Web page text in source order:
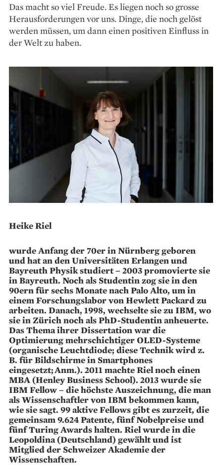
Das macht so viel Freude. Es liegen noch so grosse
Herausforderungen vor uns. Dinge, die noch gelöst
werden ­müssen, um dann einen positiven Einfluss in
der Welt zu haben.
Heike Riel
wurde Anfang der 70er in Nürnberg geboren
und hat an den Universitäten Erlangen und
Bayreuth Physik studiert – 2003 promovierte sie
in Bayreuth. Noch als Studentin zog sie in den
90ern für sechs Monate nach Palo Alto, um in
einem Forschungslabor von Hewlett Packard zu
arbeiten. Danach, 1998, wechselte sie zu IBM, wo
sie in Zürich noch als PhD-Studentin anheuerte.
Das Thema ihrer Dissertation war die
Optimierung mehrschichtiger OLED-Systeme
(organische Leuchtdiode; diese Technik wird z.
B. für Bildschirme in Smartphones
eingesetzt; Anm.). 2011 machte Riel noch einen
MBA (Henley Business School). 2013 wurde sie
IBM Fellow – die höchste Auszeichnung, die man
als Wissenschaftler von IBM bekommen kann,
wie sie sagt. 99 aktive Fellows gibt es zurzeit, die
gemeinsam 9.624 Patente, fünf Nobelpreise und
fünf Turing Awards halten. Riel wurde in die
Leopoldina (Deutschland) gewählt und ist
Mitglied der Schweizer Akademie der
Wissenschaften.